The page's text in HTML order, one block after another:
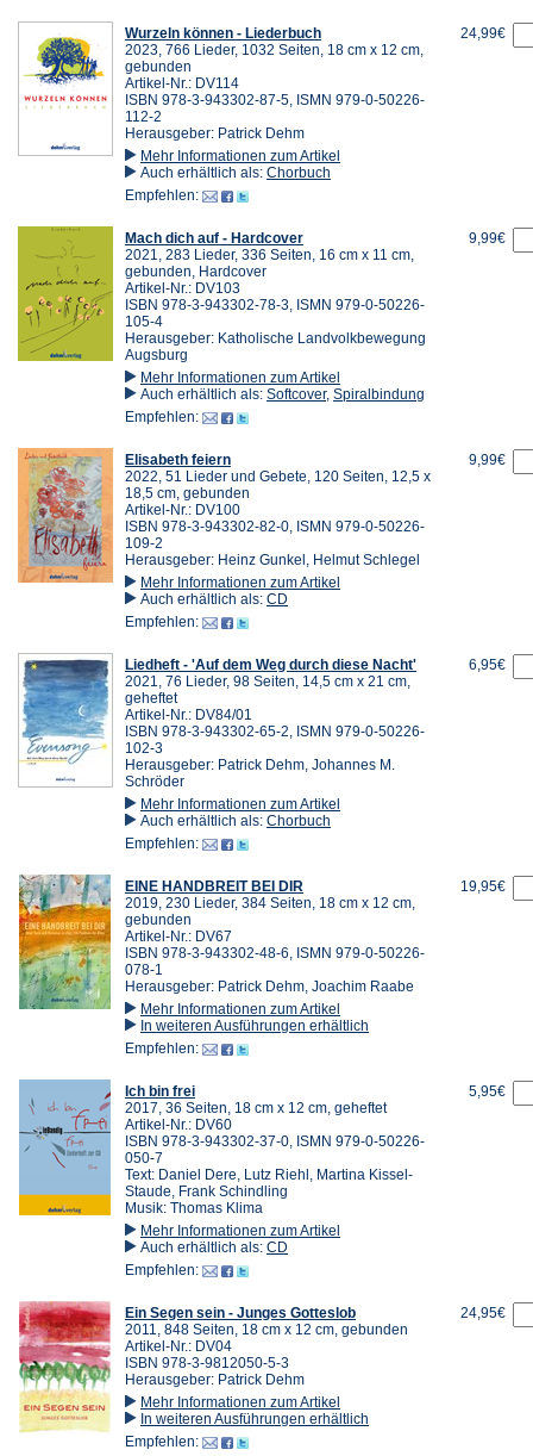
Wurzeln können - Liederbuch
2023, 766 Lieder, 1032 Seiten, 18 cm x 12 cm,
gebunden
Artikel-Nr.: DV114
ISBN 978-3-943302-87-5, ISMN 979-0-50226-
112-2
Herausgeber: Patrick Dehm
Mehr Informationen zum Artikel
Auch erhältlich als: Chorbuch
Empfehlen:
24,99€
Mach dich auf - Hardcover
2021, 283 Lieder, 336 Seiten, 16 cm x 11 cm,
gebunden, Hardcover
Artikel-Nr.: DV103
ISBN 978-3-943302-78-3, ISMN 979-0-50226-
105-4
Herausgeber: Katholische Landvolkbewegung
Augsburg
Mehr Informationen zum Artikel
Auch erhältlich als: Softcover, Spiralbindung
Empfehlen:
9,99€
Elisabeth feiern
2022, 51 Lieder und Gebete, 120 Seiten, 12,5 x
18,5 cm, gebunden
Artikel-Nr.: DV100
ISBN 978-3-943302-82-0, ISMN 979-0-50226-
109-2
Herausgeber: Heinz Gunkel, Helmut Schlegel
Mehr Informationen zum Artikel
Auch erhältlich als: CD
Empfehlen:
9,99€
Liedheft - 'Auf dem Weg durch diese Nacht'
2021, 76 Lieder, 98 Seiten, 14,5 cm x 21 cm,
geheftet
Artikel-Nr.: DV84/01
ISBN 978-3-943302-65-2, ISMN 979-0-50226-
102-3
Herausgeber: Patrick Dehm, Johannes M.
Schröder
Mehr Informationen zum Artikel
Auch erhältlich als: Chorbuch
Empfehlen:
6,95€
EINE HANDBREIT BEI DIR
2019, 230 Lieder, 384 Seiten, 18 cm x 12 cm,
gebunden
Artikel-Nr.: DV67
ISBN 978-3-943302-48-6, ISMN 979-0-50226-
078-1
Herausgeber: Patrick Dehm, Joachim Raabe
Mehr Informationen zum Artikel
In weiteren Ausführungen erhältlich
Empfehlen:
19,95€
Ich bin frei
2017, 36 Seiten, 18 cm x 12 cm, geheftet
Artikel-Nr.: DV60
ISBN 978-3-943302-37-0, ISMN 979-0-50226-
050-7
Text: Daniel Dere, Lutz Riehl, Martina Kissel-
Staude, Frank Schindling
Musik: Thomas Klima
Mehr Informationen zum Artikel
Auch erhältlich als: CD
Empfehlen:
5,95€
Ein Segen sein - Junges Gotteslob
2011, 848 Seiten, 18 cm x 12 cm, gebunden
Artikel-Nr.: DV04
ISBN 978-3-9812050-5-3
Herausgeber: Patrick Dehm
Mehr Informationen zum Artikel
In weiteren Ausführungen erhältlich
Empfehlen:
24,95€